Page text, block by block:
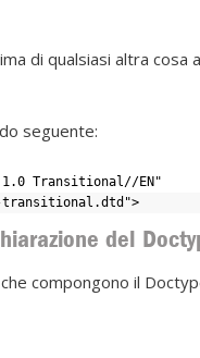
di qualsiasi altra cosa
seguente:
1.0 Transitional//EN"
transitional.dtd">
del
compongono il